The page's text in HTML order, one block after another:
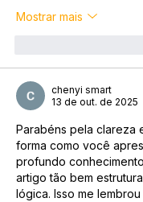
Mostrar mais
chenyi smart
13 de out. de 2025
Parabéns pela clareza
forma como você
profundo
artigo tão bem
lógica. Isso me